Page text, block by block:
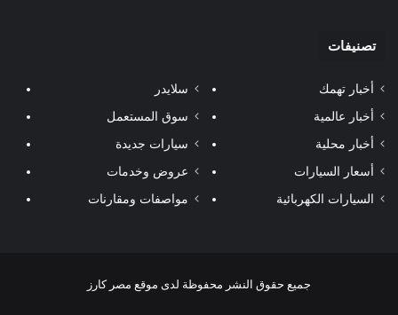
تصنيفات
أخبار تهمك
أخبار عالمية
أخبار محلية
أسعار السيارات
السيارات الكهربائية
سلايدر
سوق المستعمل
سيارات جديدة
عروض وخدمات
مواصفات ومقارنات
جميع حقوق النشر محفوظة لدى موقع مصر كارز